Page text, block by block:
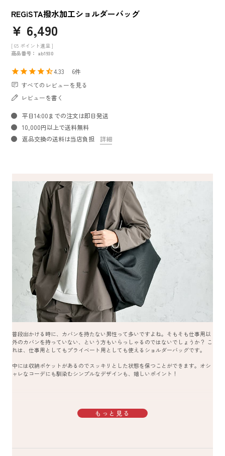
REGiSTA撥水加工ショルダーバッグ
¥ 6,490
[ 65 ポイント進呈 ]
商品番号
ab1930
4.33
6
すべてのレビューを見る
レビューを書く
平日14:00までの注文は即日発送
10,000円以上で送料無料
返品交換の送料は当店負担
詳細
普段出かける時に、カバンを持たない男性って多いですよね。そもそも仕事用以
外のカバンを持っていない、という方もいらっしゃるのではないでしょうか？ こ
れは、仕事用としてもプライベート用としても使えるショルダーバッグです。
中には収納ポケットがあるのでスッキリとした状態を保つことができます。オシ
ャレなコーデにも馴染むシンプルなデザインも、嬉しいポイント！
もっと見る